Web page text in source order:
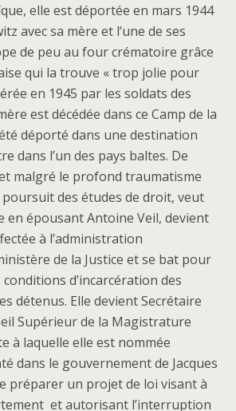
elle est déportée en mars 1944
avec sa mère et l’une de ses
de peu au four crématoire grâce
qui la trouve « trop jolie pour
en 1945 par les soldats des
est décédée dans ce Camp de la
déporté dans une destination
dans l’un des pays baltes. De
malgré le profond traumatisme
poursuit des études de droit, veut
en épousant Antoine Veil, devient
à l’administration
de la Justice et se bat pour
d’incarcération des
détenus. Elle devient Secrétaire
Supérieur de la Magistrature
à laquelle elle est nommée
dans le gouvernement de Jacques
préparer un projet de loi visant à
et autorisant l’interruption